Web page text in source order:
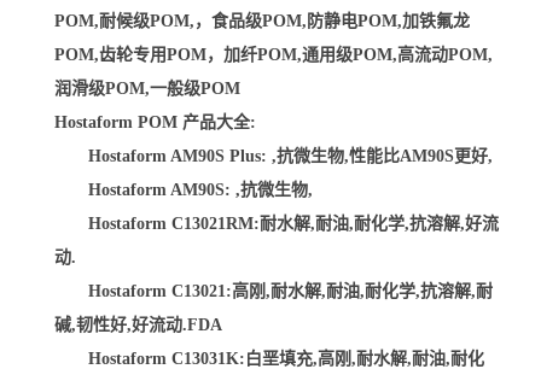
POM,耐候级POM,，食品级POM,防静电POM,加铁氟龙
POM,齿轮专用POM，加纤POM,通用级POM,高流动POM,
润滑级POM,一般级POM
Hostaform POM 产品大全:
Hostaform AM90S Plus: ,抗微生物,性能比AM90S更好,
Hostaform AM90S: ,抗微生物,
Hostaform C13021RM:耐水解,耐油,耐化学,抗溶解,好流
动.
Hostaform C13021:高刚,耐水解,耐油,耐化学,抗溶解,耐
碱,韧性好,好流动.FDA
Hostaform C13031K:白垩填充,高刚,耐水解,耐油,耐化